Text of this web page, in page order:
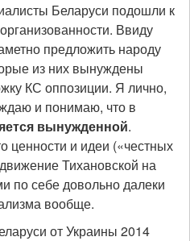
Беларуси подошли к
Ввиду
предложить народу
из них вынуждены
КС оппозиции. Я лично,
и понимаю, что в
вынужденной.
ценности и идеи («честных
Тихановской на
по себе довольно далеки
вообще.
от Украины 2014